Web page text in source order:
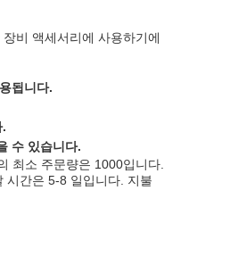
비 액세서리에 사용하기에
됩니다.
수 있습니다.
최소 주문량은 1000입니다.
시간은 5-8 일입니다. 지불